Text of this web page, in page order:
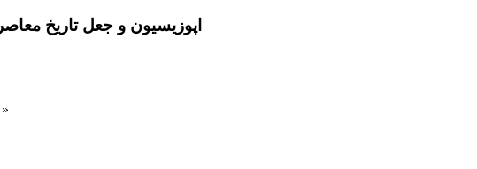
اپوزیسیون و جعل تاریخ